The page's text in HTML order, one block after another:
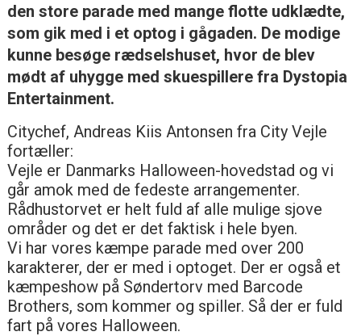
den store parade med mange flotte udklædte,
som gik med i et optog i gågaden. De modige
kunne besøge rædselshuset, hvor de blev
mødt af uhygge med skuespillere fra Dystopia
Entertainment.
Citychef, Andreas Kiis Antonsen fra City Vejle
fortæller:
Vejle er Danmarks Halloween-hovedstad og vi
går amok med de fedeste arrangementer.
Rådhustorvet er helt fuld af alle mulige sjove
områder og det er det faktisk i hele byen.
Vi har vores kæmpe parade med over 200
karakterer, der er med i optoget. Der er også et
kæmpeshow på Søndertorv med Barcode
Brothers, som kommer og spiller. Så der er fuld
fart på vores Halloween.